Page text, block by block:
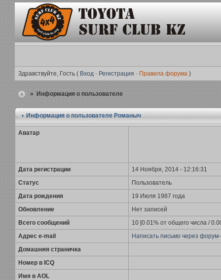
Здравствуйте, Гость ( Вход· Регистрация · Правила форума)
» Информация о пользователе
Информация о пользователеРоманыч
Аватар
Дата регистрации
14 Ноября, 2014 - 12:16:31
Статус
Пользователь
Дата рождения
19 Июля 1987 года
Обновление
Нет записей
Всего сообщений
10 [0.01% от общего числа /
Адрес e-mail
Написать письмо через форум
Домашняя страничка
Номер в ICQ
Имя в AOL